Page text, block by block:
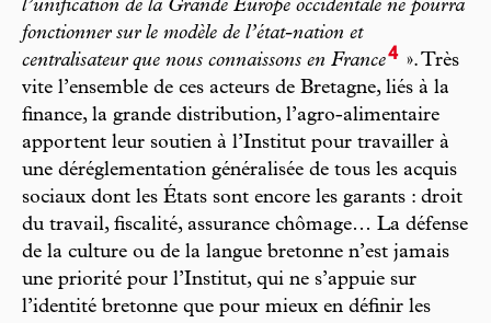
l’unification de la Grande Europe occidentale ne pourra
fonctionner sur le modèle de l’état-nation et
centralisateur que nous connaissons en France4 ». Très
vite l’ensemble de ces acteurs de Bretagne, liés à la
finance, la grande distribution, l’agro-alimentaire
apportent leur soutien à l’Institut pour travailler à
une déréglementation généralisée de tous les acquis
sociaux dont les États sont encore les garants : droit
du travail, fiscalité, assurance chômage… La défense
de la culture ou de la langue bretonne n’est jamais
une priorité pour l’Institut, qui ne s’appuie sur
l’identité bretonne que pour mieux en définir les